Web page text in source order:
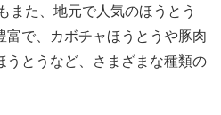
た、地元で人気のほうとう
富で、カボチャほうとうや豚肉
うとうなど、さまざまな種類の